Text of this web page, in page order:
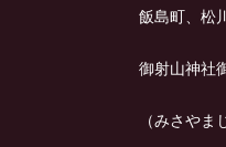
飯島町、松
御射山神社
（みさやま